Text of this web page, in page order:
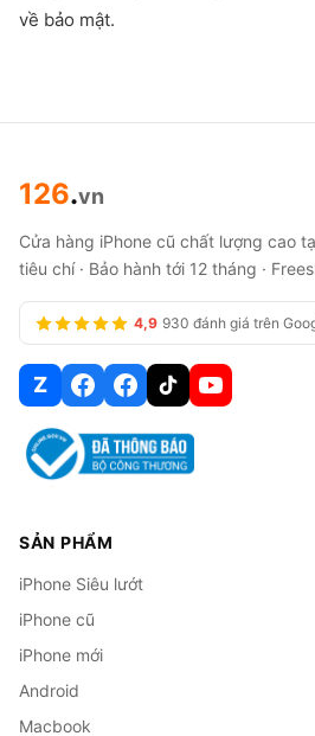
về bảo mật.
126.vn
Cửa hàng iPhone cũ chất lượng cao
tiêu chí · Bảo hành tới 12 tháng ·
4,9 930 đánh giá trên
Z
SẢN PHẨM
iPhone Siêu lướt
iPhone cũ
iPhone mới
Android
Macbook